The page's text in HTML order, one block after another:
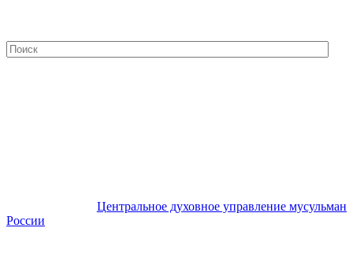
Центральное духовное управление мусульман
России